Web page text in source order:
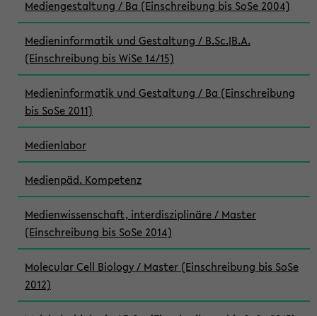
Mediengestaltung / Ba (Einschreibung bis SoSe 2004)
Medieninformatik und Gestaltung / B.Sc.|B.A.
(Einschreibung bis WiSe 14/15)
Medieninformatik und Gestaltung / Ba (Einschreibung
bis SoSe 2011)
Medienlabor
Medienpäd. Kompetenz
Medienwissenschaft, interdisziplinäre / Master
(Einschreibung bis SoSe 2014)
Molecular Cell Biology / Master (Einschreibung bis SoSe
2012)